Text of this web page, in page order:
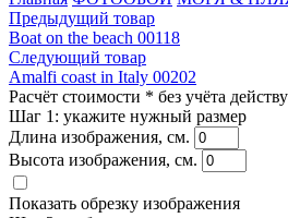
Предыдущий товар
Boat on the beach 00118
Следующий товар
Amalfi coast in Italy 00202
Расчёт стоимости * без учёта
Шаг 1: укажите нужный размер
Длина изображения, см.
Высота изображения, см.
Показать обрезку изображения